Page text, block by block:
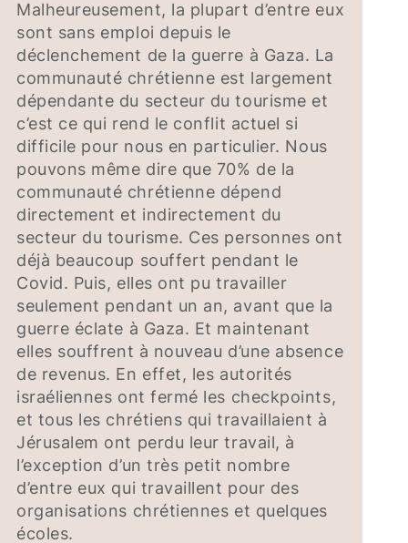
Malheureusement, la plupart d’entre eux
sont sans emploi depuis le
déclenchement de la guerre à Gaza. La
communauté chrétienne est largement
dépendante du secteur du tourisme et
c’est ce qui rend le conflit actuel si
difficile pour nous en particulier. Nous
pouvons même dire que 70% de la
communauté chrétienne dépend
directement et indirectement du
secteur du tourisme. Ces personnes ont
déjà beaucoup souffert pendant le
Covid. Puis, elles ont pu travailler
seulement pendant un an, avant que la
guerre éclate à Gaza. Et maintenant
elles souffrent à nouveau d’une absence
de revenus. En effet, les autorités
israéliennes ont fermé les checkpoints,
et tous les chrétiens qui travaillaient à
Jérusalem ont perdu leur travail, à
l’exception d’un très petit nombre
d’entre eux qui travaillent pour des
organisations chrétiennes et quelques
écoles.